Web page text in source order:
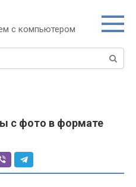
с компьютером
с фото в формате